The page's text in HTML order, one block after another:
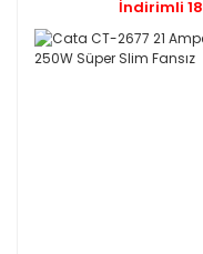
İndirimli